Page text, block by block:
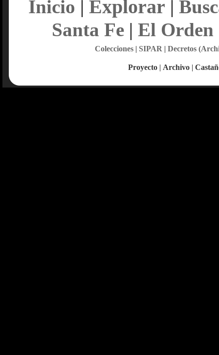
Inicio | Explorar |
Santa Fe| El Orden
Colecciones| SIPAR | Decretos
Proyecto | Archivo |